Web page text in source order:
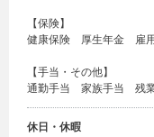
【保険】
健康保険 厚生年金 雇
【手当・その他】
通勤手当 家族手当 残
休日・休暇